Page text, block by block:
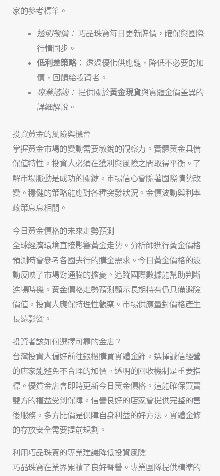
家的參考標竿。
透明報價： 巧品珠寶每日更新牌價，確保與國際
行情同步。
低利差策略： 透過優化供應鏈，降低不必要的加
價，回饋給投資者。
專業諮詢： 提供關於黃金現貨與實體金價差異的
詳細解說。
投資黃金的風險與機會
掌握黃金市場的變動需要敏銳的觀察力。實體黃金具備
保值特性。投資人必須在獲利與風險之間取得平衡。了
解市場脈動是成功的關鍵。市場信心會隨著國際情勢改
變。穩健的策略能應對各種突發狀況。金價波動與利率
政策息息相關。
今日黃金價格的未來走勢預測
全球經濟環境直接影響黃金走勢。分析師進行黃金價格
預測時會參考各國央行的購金需求。今日黃金價格的波
動反映了市場對通膨的擔憂。追蹤國際數據能幫助判斷
進場時機。黃金價格走勢預測顯示長期持有仍具備避險
價值。投資人應保持理性觀察。市場供應量對價格產生
長遠影響。
投資者該如何選擇可靠的金店？
台灣投資人偏好前往銀樓購買實體金飾。選擇誠信經營
的店家能避免不合理的加價。透明的回收機制是重要指
標。優質金店會即時更新今日黃金價格。這能確保買賣
雙方的權益受到保障。信譽良好的店家會提供完整的售
後服務。多方比價是保障自身利益的好方法。實體金條
的存放安全需要提前規劃。
利用巧品珠寶的專業建議降低投資風險
巧品珠寶在業界累積了良好聲譽。專業團隊提供精準的